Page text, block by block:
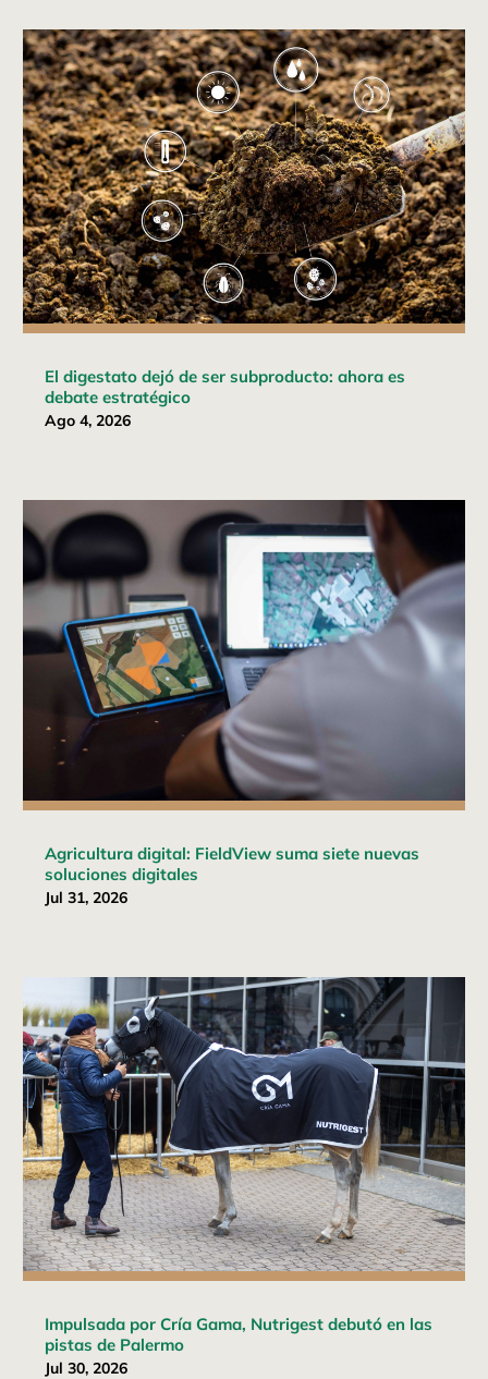
El digestato dejó de ser subproducto: ahora es
debate estratégico
Ago 4, 2026
Agricultura digital: FieldView suma siete nuevas
soluciones digitales
Jul 31, 2026
Impulsada por Cría Gama, Nutrigest debutó en las
pistas de Palermo
Jul 30, 2026